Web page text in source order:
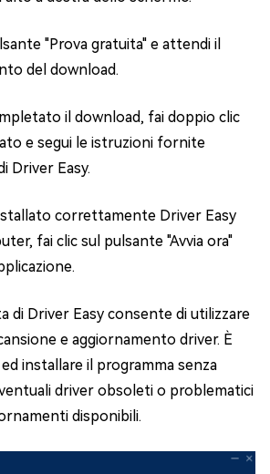
"Prova gratuita" e attendi il
del download.
il download, fai doppio clic
e segui le istruzioni fornite
Driver Easy.
correttamente Driver Easy
fai clic sul pulsante "Avvia ora"
di Driver Easy consente di utilizzare
e aggiornamento driver. È
installare il programma senza
driver obsoleti o problematici
disponibili.